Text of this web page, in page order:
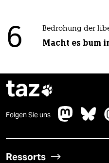
6 Bedrohung der
Macht es bum
taz
Folgen Sie uns
Ressorts